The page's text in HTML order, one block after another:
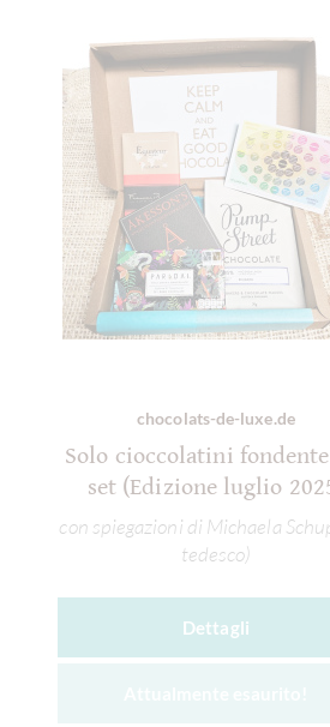
chocolats-de-luxe.de
Solo cioccolatini
set (Edizione luglio
con spiegazioni di Michaela
tedesco)
Dettagli